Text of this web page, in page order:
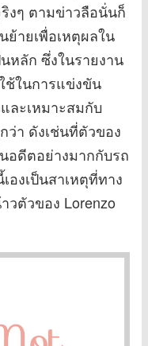
งๆ ตามข่าวลือนั่นก็
ย้ายเพื่อเหตุผลใน
หลัก ซึ่งในรายงาน
ช้ในการแข่งขัน
ละเหมาะสมกับ
ว่า ดังเช่นที่ตัวของ
นอดีตอย่างมากกับรถ
องเป็นสาเหตุที่ทาง
วตัวของ Lorenzo